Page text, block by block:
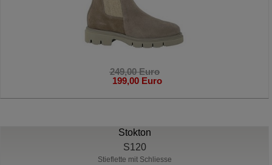
249,00 Euro
199,00 Euro
Stokton
S120
Stieflette mit Schliesse